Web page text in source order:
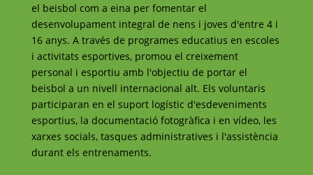
el beisbol com a eina per fomentar el
desenvolupament integral de nens i joves d'entre 4 i
16 anys. A través de programes educatius en escoles
i activitats esportives, promou el creixement
personal i esportiu amb l'objectiu de portar el
beisbol a un nivell internacional alt. Els voluntaris
participaran en el suport logístic d'esdeveniments
esportius, la documentació fotogràfica i en vídeo, les
xarxes socials, tasques administratives i l'assistència
durant els entrenaments.